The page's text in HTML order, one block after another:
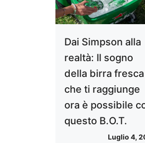
Dai Simpson alla
realtà: Il sogno
della birra fresca
che ti raggiunge
ora è possibile
questo B.O.T.
Luglio 4,